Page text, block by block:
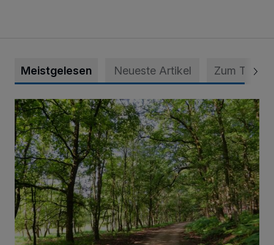
Meistgelesen Neueste Artikel Zum Thema
Sommertour durch Naturpark